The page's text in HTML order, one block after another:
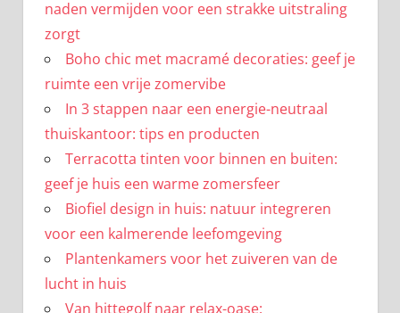
naden vermijden voor een strakke uitstraling
zorgt
Boho chic met macramé decoraties: geef je
ruimte een vrije zomervibe
In 3 stappen naar een energie-neutraal
thuiskantoor: tips en producten
Terracotta tinten voor binnen en buiten:
geef je huis een warme zomersfeer
Biofiel design in huis: natuur integreren
voor een kalmerende leefomgeving
Plantenkamers voor het zuiveren van de
lucht in huis
Van hittegolf naar relax-oase: